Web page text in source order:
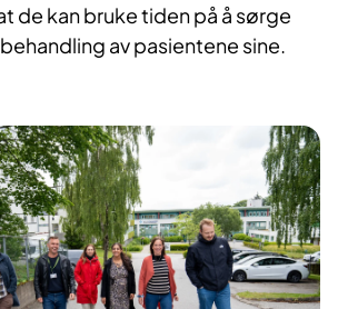
de kan bruke tiden på å sørge
av pasientene sine.